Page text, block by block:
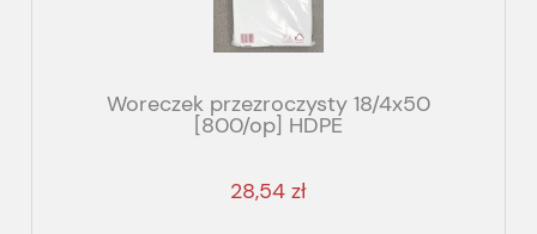
Woreczek przezroczysty 18/4x50
[800/op] HDPE
28,54 zł